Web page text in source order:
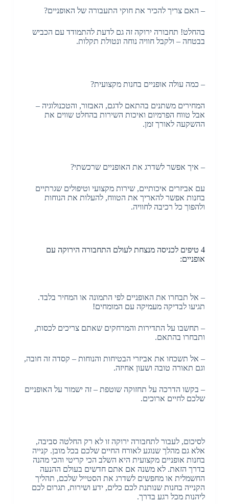
– האם צריך להכיר את חוקי התעבורה של האופניים?
בהחלט! תחבורה ירוקה זה גם לדעת להתמודד עם הכביש
בבטחה – ולקבל חוויה נוחה ונטולת תקלות.
– כמה עולה אופניים בחנות מקצועית?
המחירים משתנים בהתאם לדגם, האבזור, והטכנולוגיה –
אבל טווח הפרמיום ואיכות השירות בהחלט שווים את
ההשקעה לאורך זמן.
– איך אפשר לשדרג את האופניים שרכשתי?
עם אביזרים איכותיים, שירות מקצועי וטיפולים שגרתיים
בחנות אפשר להאריך את הטווח, להעלות את הנוחות
ולהפוך כל רכיבה לחוויה.
4 טיפים לכניסה מנצחת לעולם התחבורה הירוקה עם
אופניים:
– אל תבחרו את האופניים לפי התמונה או המחיר בלבד.
תגיעו לבדיקה מעמיקה עם המומחים!
– תחשבו על התדירות והמרחקים שאתם צריכים לכסות,
ותבחרו בהתאם.
– אל תשכחו את אביזרי הבטיחות והנוחות – קסדה זה חובה,
וגם תאורה טובה ושעון אחיזה.
– בקשו הדרכה על תחזוקה שוטפת – זה ישמור על האופניים
שלכם לחיים ארוכים.
לסיכום, לעבור לתחבורה ירוקה זו לא רק החלטה סביבה,
אלא גם מהלך שנוגע לאורח החיים שלכם בכל מובן. קנייה
בחנות אופניים מקצועית היא השלב הכי קריטי והכי מהנה
בדרך הזאת. לא משנה אם אתם חדשים בעולם ההנעה
החשמלית או מחפשים לשדרג את הסטייל שלכם, תהליך
הקנייה בחנות שנותנת לכם כלים, ידע ושירות, תגרום לכם
ליהנות מכל רגע בדרך.